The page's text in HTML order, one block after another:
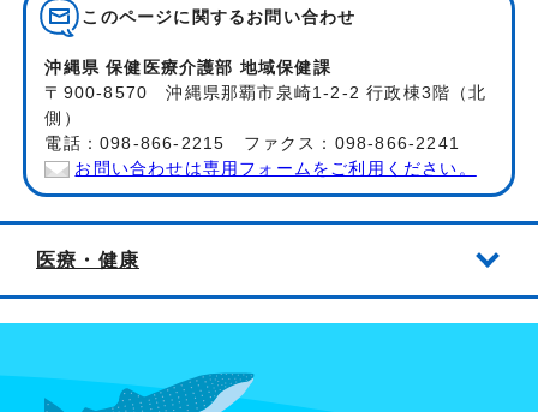
このページに関する お問い合わせ
沖縄県 保健医療介護部 地域保健課
〒900-8570 沖縄県那覇市泉崎1-2-2 行政棟3階（北
側）
電話：098-866-2215 ファクス：098-866-2241
お問い合わせは専用フォームをご利用ください。
医療・健康